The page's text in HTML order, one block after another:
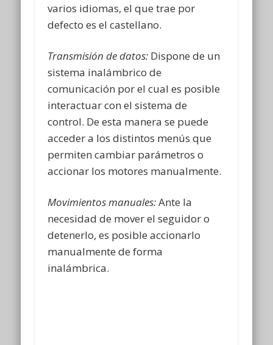
varios idiomas, el que trae por
defecto es el castellano.
Transmisión de datos: Dispone de un
sistema inalámbrico de
comunicación por el cual es posible
interactuar con el sistema de
control. De esta manera se puede
acceder a los distintos menús que
permiten cambiar parámetros o
accionar los motores manualmente.
Movimientos manuales:Ante la
necesidad de mover el seguidor o
detenerlo, es posible accionarlo
manualmente de forma
inalámbrica.